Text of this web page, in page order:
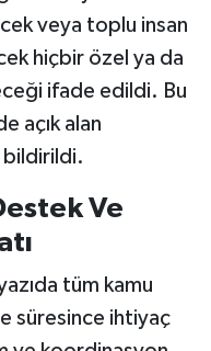
veya toplu insan
hiçbir özel ya da
ifade edildi. Bu
açık alan
bildirildi.
Ve
tüm kamu
süresince ihtiyaç